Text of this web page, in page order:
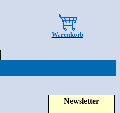
Warenkorb
Newsletter